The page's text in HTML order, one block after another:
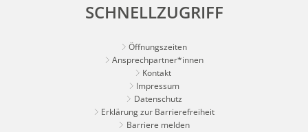
SCHNELLZUGRIFF
Öffnungszeiten
Ansprechpartner*innen
Kontakt
Impressum
Datenschutz
Erklärung zur Barrierefreiheit
Barriere melden